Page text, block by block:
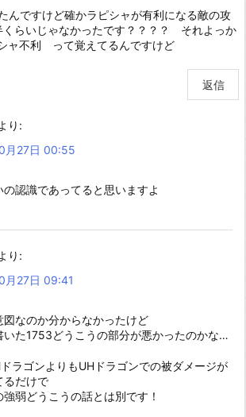
んですけど確かラピシャが有利になる敵の攻
らいじゃなかったです？？？？ それよっか
ャ不利 って覚えてるんですけど
返信
り:
月27日 00:55
認識であってると思いますよ
り:
月27日 09:41
図なのか分からなかったけど
いた1753どうこうの部分が悪かったのかな…
ラゴンよりもUHドラゴンでの被ダメージが
るだけで
弱どうこうの話とは別です！